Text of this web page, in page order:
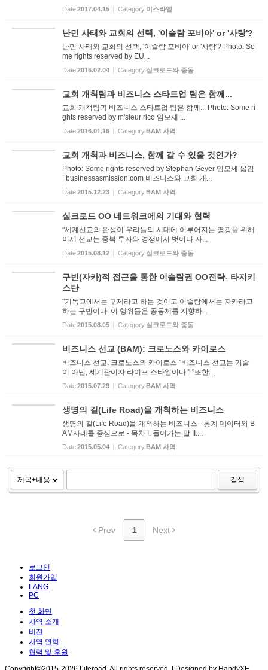
Date2017.04.15 Category 이스라엘
난민 사태와 교회의 선택, '이슬람 포비아' or '사랑'?
난민 사태와 교회의 선택, '이슬람 포비아' or '사랑'? Photo: So
me rights reserved by EU...
Date2016.02.04 Category 실크로드와 중동
교회 개척팀과 비즈니스 스타트업 팀은 함께...
교회 개척팀과 비즈니스 스타트업 팀은 함께... Photo: Some ri
ghts reserved by m'sieur rico 임모세 ...
Date2016.01.16 CategoryBAM 사역
교회 개척과 비즈니스, 함께 갈 수 있을 것인가?
Photo: Some rights reserved by Stephan Geyer 임모세 옮김
| businessasmission.com 비즈니스와 교회 개...
Date2015.12.23 CategoryBAM 사역
실크로드 OO 네트워크에의 기대와 협력
"세계선교의 완성이 우리들의 시대에 이루어지는 영광을 위해
이제 선교는 중복 투자와 경쟁에서 벗어나 자...
Date2015.08.12 Category 실크로드와 중동
구빈(자카)적 접근을 통한 이슬람권 OO전략- 타지키
스탄
"기독교에서는 구제라고 하는 것이고 이슬람에서는 자카라고
하는 구빈이다. 이 행위들은 공동체를 지향하...
Date2015.08.05 Category 실크로드와 중동
비즈니스 선교 (BAM): 크로노스와 카이로스
비즈니스 선교: 크로노스와 카이로스 "비즈니스 선교는 기술
이 아닌, 세계관이자 라이프 스타일이다." "또한...
Date2015.07.29 CategoryBAM 사역
생명의 길(Life Road)을 개척하는 비즈니스
생명의 길(Life Road)을 개척하는 비즈니스 - 통계 데이터와 B
AM사례를 중심으로 - 목차 I. 들어가는 말 II....
Date2015.05.04 CategoryBAM 사역
검색
Prev 1 Next
로그인
회원가입
LANG
PC
첫 화면
사역 소개
비전
사역 연혁
협력 및 후원